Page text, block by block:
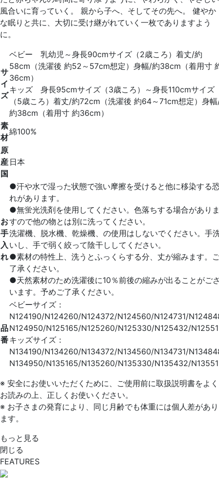
風合いに育っていく。 親から子へ、そしてその先へ。 健やか
な眠りと共に、大切に受け継がれていく一枚でありますよう
に。
サ
イ
ズ
ベビー 乳幼児～身長90cmサイズ（2歳ころ）着丈/約
58cm（洗濯後 約52～57cm想定）身幅/約38cm（着用寸
36cm）
キッズ 身長95cmサイズ（3歳ころ）～身長110cmサイズ
（5歳ころ）着丈/約72cm（洗濯後 約64～71cm想定）身
約38cm（着用寸 約36cm）
素
材
綿100%
原
産
国
日本
お
手
入
れ
●汗や水で湿った状態で強い摩擦を受けると他に移染する
れがあります。
●無蛍光洗剤を使用してください。色落ちする場合があり
すので他の物とは別に洗ってください。
洗濯機、脱水機、乾燥機、の使用はしないでください。手
いし、手で弱く絞って陰干ししてください。
●素材の特性上、洗うとふっくらする分、丈が縮みます。
了承ください。
●天然素材のため洗濯後に10％前後の縮みが出ることがご
います。予めご了承ください。
品
番
ベビーサイズ：
N124190/N124260/N124372/N124560/N124731/
N124950/N125165/N125260/N125330/N125432/
キッズサイズ：
N134190/N134260/N134372/N134560/N134731/
N134950/N135165/N135260/N135330/N135432/
※ 安全にお使いいただくために、ご使用前に取扱説明書をよく
お読みの上、正しくお使いください。
※ お子さまの発育により、同じ月齢でも体重には個人差があり
ます。
もっと見る
閉じる
FEATURES